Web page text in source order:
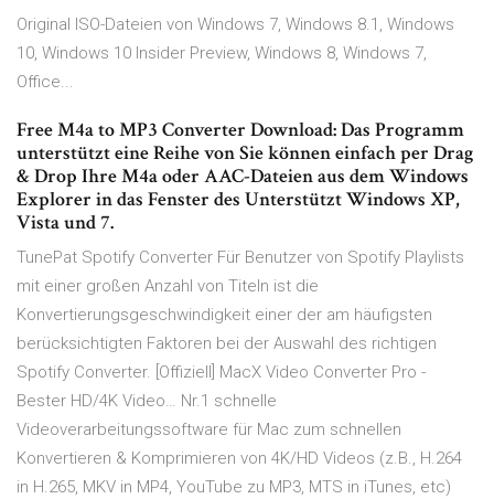
Original ISO-Dateien von Windows 7, Windows 8.1, Windows
10, Windows 10 Insider Preview, Windows 8, Windows 7,
Office...
Free M4a to MP3 Converter Download: Das Programm
unterstützt eine Reihe von Sie können einfach per Drag
& Drop Ihre M4a oder AAC-Dateien aus dem Windows
Explorer in das Fenster des Unterstützt Windows XP,
Vista und 7.
TunePat Spotify Converter Für Benutzer von Spotify Playlists
mit einer großen Anzahl von Titeln ist die
Konvertierungsgeschwindigkeit einer der am häufigsten
berücksichtigten Faktoren bei der Auswahl des richtigen
Spotify Converter. [Offiziell] MacX Video Converter Pro -
Bester HD/4K Video… Nr.1 schnelle
Videoverarbeitungssoftware für Mac zum schnellen
Konvertieren & Komprimieren von 4K/HD Videos (z.B., H.264
in H.265, MKV in MP4, YouTube zu MP3, MTS in iTunes, etc)